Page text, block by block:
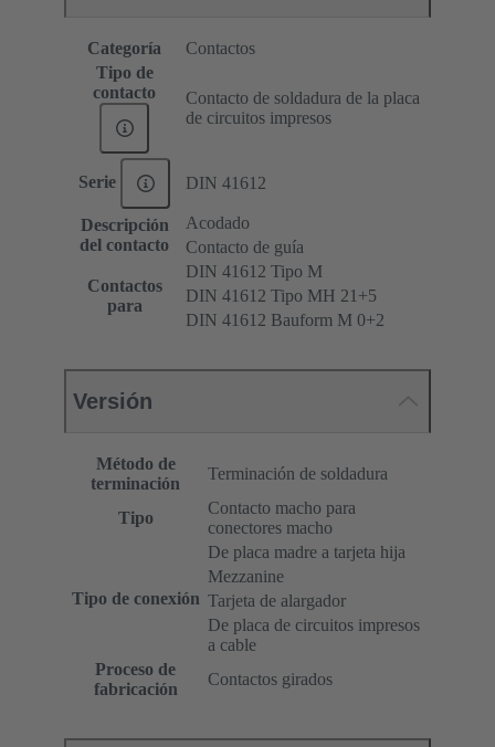
Categoría
Contactos
Tipo de
contacto
Contacto de soldadura de la placa
de circuitos impresos
Serie DIN 41612
Descripción
del contacto
Acodado
Contacto de guía
Contactos
para
DIN 41612 Tipo M
DIN 41612 Tipo MH 21+5
DIN 41612 Bauform M 0+2
Versión
Método de
terminación
Terminación de soldadura
Tipo
Contacto macho para
conectores macho
Tipo de conexión
De placa madre a tarjeta hija
Mezzanine
Tarjeta de alargador
De placa de circuitos impresos
a cable
Proceso de
fabricación
Contactos girados